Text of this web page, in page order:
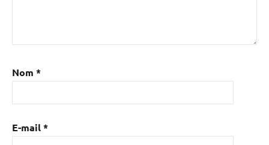
Nom *
E-mail*